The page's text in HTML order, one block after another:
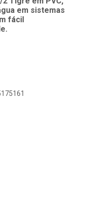
em sistemas
fácil